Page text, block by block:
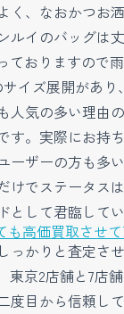
く、なおかつお
ルイのバッグは
ておりますので
イズ展開があ
気の多い理由
す。実際にお持
ーザーの方も多
けでステータス
として君臨して
高価買取させて
っかりと査定さ
東京2店舗と7
目から信頼し